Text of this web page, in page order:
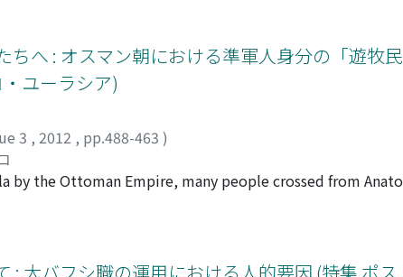
へ : オスマン朝における準軍人身分の「遊牧
ユーラシア)
3 , 2012 , pp.488-463 )
the Ottoman Empire, many people crossed from
Anatolia, Turkish nomadic people called yoruk
late 17th century. In this article, I employ source
name) and registers of imperial edicts (muhimme